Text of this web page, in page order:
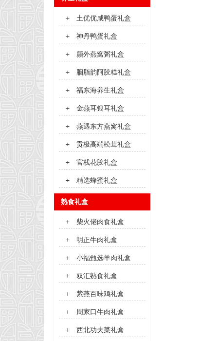
+ 土优优咸鸭蛋礼盒
+ 神丹鸭蛋礼盒
+ 颜外燕窝粥礼盒
+ 胭脂韵阿胶糕礼盒
+ 福东海养生礼盒
+ 金燕耳银耳礼盒
+ 燕遇东方燕窝礼盒
+ 贡极高端松茸礼盒
+ 官栈花胶礼盒
+ 精选蜂蜜礼盒
熟食礼盒
+ 柴火佬肉食礼盒
+ 明正牛肉礼盒
+ 小福甄选羊肉礼盒
+ 双汇熟食礼盒
+ 紫燕百味鸡礼盒
+ 周家口牛肉礼盒
+ 西北功夫菜礼盒